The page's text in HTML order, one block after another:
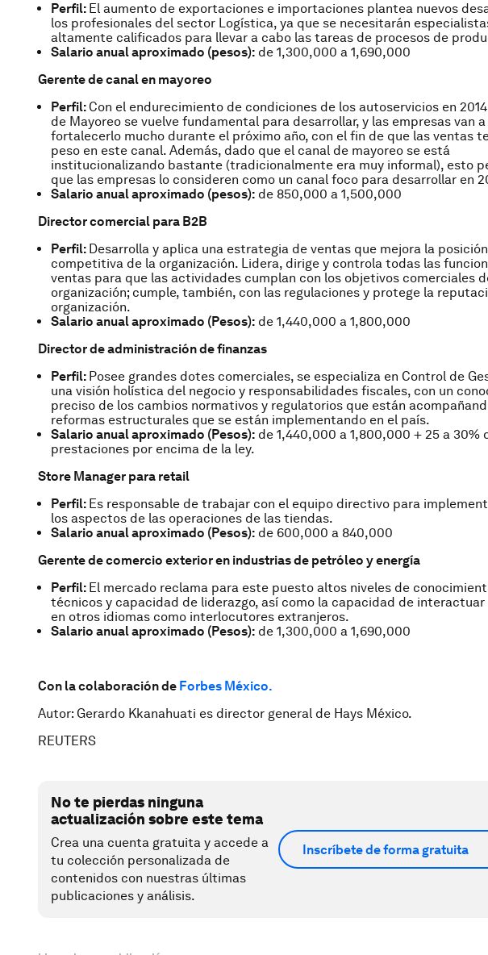
Perfil: El aumento de exportaciones e importaciones plantea nuevos
los profesionales del sector Logística, ya que se necesitarán
altamente calificados para llevar a cabo las tareas de procesos de
Salario anual aproximado (pesos): de 1,300,000 a 1,690,000
Gerente de canal en mayoreo
Perfil: Con el endurecimiento de condiciones de los autoservicios en
de Mayoreo se vuelve fundamental para desarrollar, y las empresas van
fortalecerlo mucho durante el próximo año, con el fin de que las ventas
peso en este canal. Además, dado que el canal de mayoreo se está
institucionalizando bastante (tradicionalmente era muy informal), esto
que las empresas lo consideren como un canal foco para desarrollar en
Salario anual aproximado (pesos): de 850,000 a 1,500,000
Director comercial para B2B
Perfil: Desarrolla y aplica una estrategia de ventas que mejora la posición
competitiva de la organización. Lidera, dirige y controla todas las
ventas para que las actividades cumplan con los objetivos comerciales
organización; cumple, también, con las regulaciones y protege la
organización.
Salario anual aproximado (Pesos): de 1,440,000 a 1,800,000
Director de administración de finanzas
Perfil: Posee grandes dotes comerciales, se especializa en Control de
una visión holística del negocio y responsabilidades fiscales, con un
preciso de los cambios normativos y regulatorios que están
reformas estructurales que se están implementando en el país.
Salario anual aproximado (Pesos): de 1,440,000 a 1,800,000 + 25 a 30%
prestaciones por encima de la ley.
Store Manager para retail
Perfil: Es responsable de trabajar con el equipo directivo para
los aspectos de las operaciones de las tiendas.
Salario anual aproximado (Pesos): de 600,000 a 840,000
Gerente de comercio exterior en industrias de petróleo y energía
Perfil: El mercado reclama para este puesto altos niveles de
técnicos y capacidad de liderazgo, así como la capacidad de interactuar
en otros idiomas como interlocutores extranjeros.
Salario anual aproximado (Pesos): de 1,300,000 a 1,690,000
Con la colaboración de Forbes México.
Autor: Gerardo Kkanahuati es director general de Hays México.
REUTERS
No te pierdas ninguna
actualización sobre este tema
Crea una cuenta gratuita y accede a
tu colección personalizada de
contenidos con nuestras últimas
publicaciones y análisis.
Inscríbete de forma gratuita